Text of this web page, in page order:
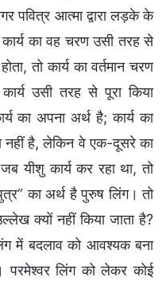
पवित्र आत्मा द्वारा लड़के के
का वह चरण उसी तरह से
तो कार्य का वर्तमान चरण
उसी तरह से पूरा किया
का अपना अर्थ है; कार्य का
नहीं है, लेकिन वे एक-दूसरे का
यीशु कार्य कर रहा था, तो
का अर्थ है पुरुष लिंग। तो
क्यों नहीं किया जाता है?
में बदलाव को आवश्यक बना
परमेश्वर लिंग को लेकर कोई